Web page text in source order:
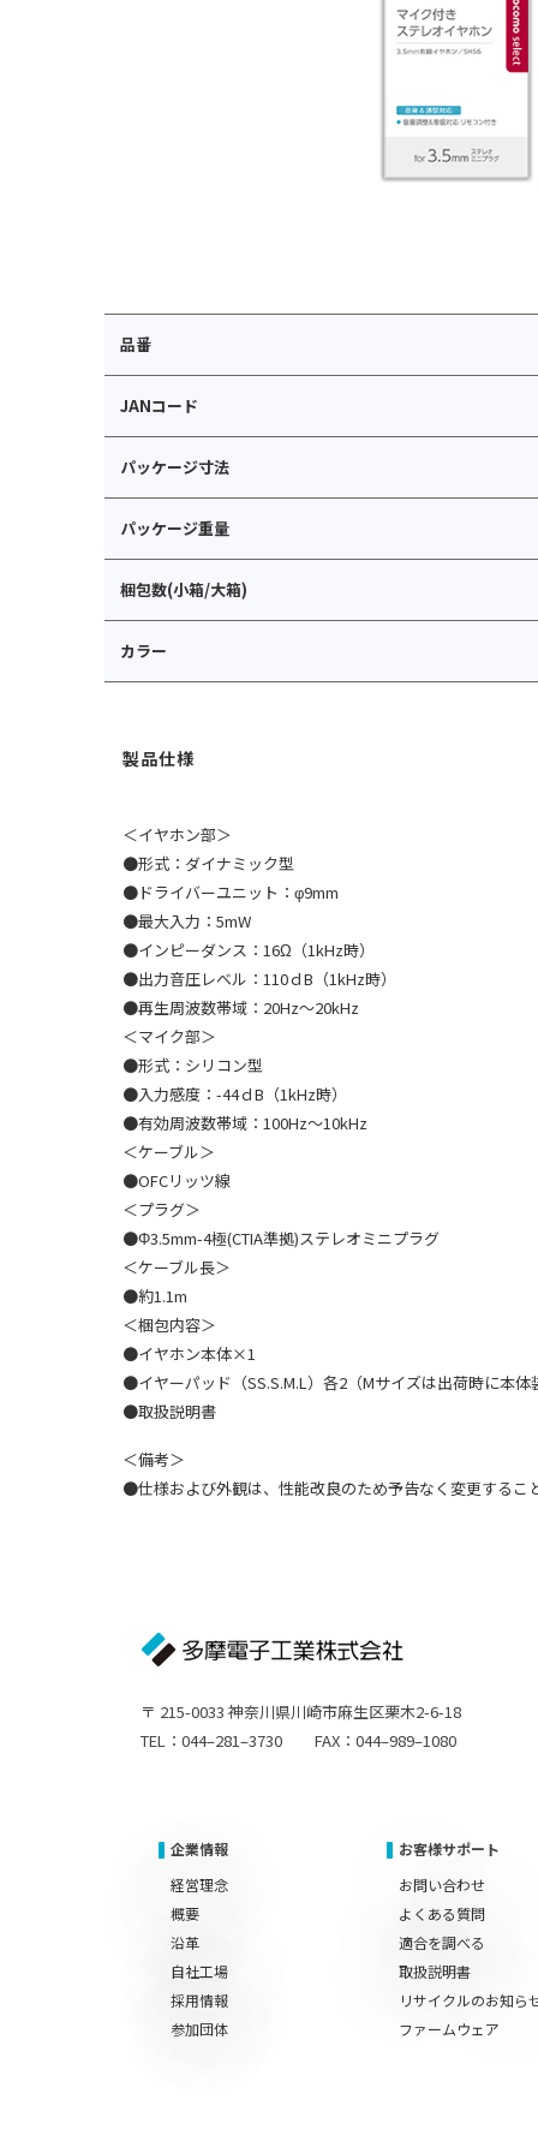
品番
JANコード
パッケージ寸法
パッケージ重量
梱包数(小箱/大箱)
カラー
＜イヤホン部＞
●形式：ダイナミック型
●ドライバーユニット：φ9mm
●最大入力：5mW
●インピーダンス：16Ω（1kHz時）
●出力音圧レベル：110ｄB（1kHz時）
●再生周波数帯域：20Hz〜20kHz
＜マイク部＞
●形式：シリコン型
●入力感度：-44ｄB（1kHz時）
●有効周波数帯域：100Hz〜10kHz
＜ケーブル＞
●OFCリッツ線
＜プラグ＞
●Φ3.5mm-4極(CTIA準拠)ステレオミニプラグ
＜ケーブル長＞
●約1.1m
＜梱包内容＞
●イヤホン本体×1
●イヤーパッド（SS.S.M.L）各2（Mサイズは出荷時に本体
●取扱説明書
＜備考＞
●仕様および外観は、性能改良のため予告なく変更するこ
〒 215-0033 神奈川県川崎市麻生区栗木2-6-18
TEL：044–281–3730 FAX：044–989–1080
企業情報
経営理念
概要
沿革
自社工場
採用情報
参加団体
お客様サポート
お問い合わせ
よくある質問
適合を調べる
取扱説明書
リサイクルのお知ら
ファームウェア